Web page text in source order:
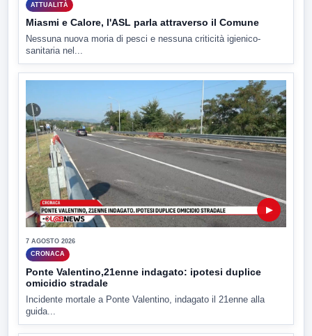
ATTUALITÀ
Miasmi e Calore, l'ASL parla attraverso il Comune
Nessuna nuova moria di pesci e nessuna criticità igienico-
sanitaria nel...
▶
7 AGOSTO 2026
CRONACA
Ponte Valentino,21enne indagato: ipotesi duplice
omicidio stradale
Incidente mortale a Ponte Valentino, indagato il 21enne alla
guida...